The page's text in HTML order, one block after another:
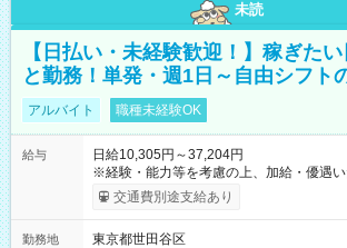
未読
【日払い・未経験歓迎！】稼ぎた
と勤務！単発・週1日～自由シフト
アルバイト 職種未経験OK
給与
日給10,305円～37,204円
※経験・能力等を考慮の上、加給・優遇いたしま
間】試用期間なし
交通費別途支給あり
勤務地
東京都世田谷区